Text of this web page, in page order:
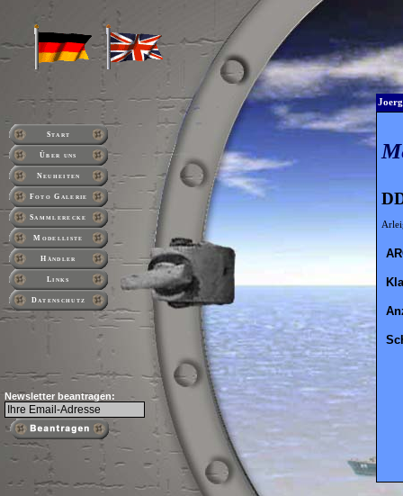
M
Start
Über uns
Neuheiten
Foto Galerie
Sammlerecke
Modelliste
Händler
Links
Datenschutz
Newsletter beantragen: